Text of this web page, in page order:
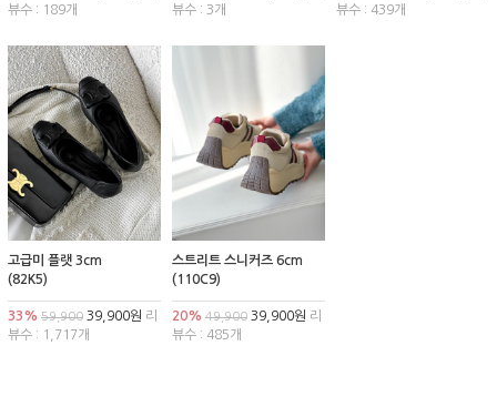
뷰수 : 189개
뷰수 : 3개
뷰수 : 439개
고급미 플랫 3cm
(82K5)
33% 59,900 39,900원 리
뷰수 : 1,717개
스트리트 스니커즈 6cm
(110C9)
20% 49,90039,900원 리
뷰수 : 485개